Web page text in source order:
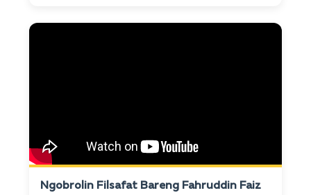
Ngobrolin Filsafat Bareng Fahruddin Faiz